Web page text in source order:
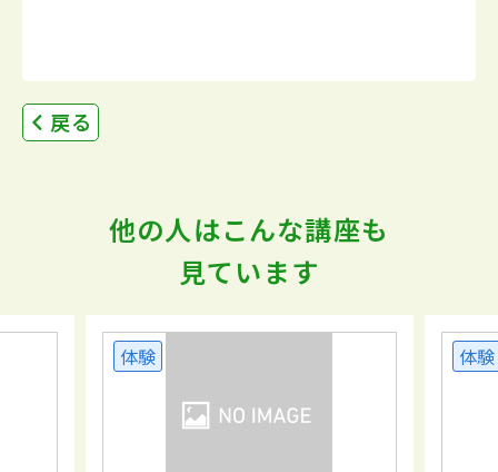
戻る
他の人はこんな講座も
見ています
体験 体験